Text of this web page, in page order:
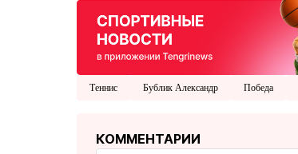
Теннис Бублик Александр Победа
КОММЕНТАРИИ